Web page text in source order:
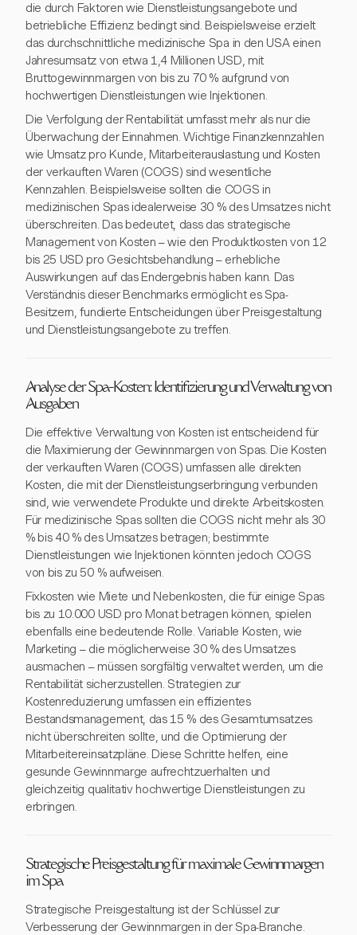
die durch Faktoren wie Dienstleistungsangebote und
betriebliche Effizienz bedingt sind. Beispielsweise erzielt
das durchschnittliche medizinische Spa in den USA einen
Jahresumsatz von etwa 1,4 Millionen USD, mit
Bruttogewinnmargen von bis zu 70 % aufgrund von
hochwertigen Dienstleistungen wie Injektionen.
Die Verfolgung der Rentabilität umfasst mehr als nur die
Überwachung der Einnahmen. Wichtige Finanzkennzahlen
wie Umsatz pro Kunde, Mitarbeiterauslastung und Kosten
der verkauften Waren (COGS) sind wesentliche
Kennzahlen. Beispielsweise sollten die COGS in
medizinischen Spas idealerweise 30 % des Umsatzes nicht
überschreiten. Das bedeutet, dass das strategische
Management von Kosten – wie den Produktkosten von 12
bis 25 USD pro Gesichtsbehandlung – erhebliche
Auswirkungen auf das Endergebnis haben kann. Das
Verständnis dieser Benchmarks ermöglicht es Spa-
Besitzern, fundierte Entscheidungen über Preisgestaltung
und Dienstleistungsangebote zu treffen.
Analyse der Spa-Kosten: Identifizierung und Verwaltung von
Ausgaben
Die effektive Verwaltung von Kosten ist entscheidend für
die Maximierung der Gewinnmargen von Spas. Die Kosten
der verkauften Waren (COGS) umfassen alle direkten
Kosten, die mit der Dienstleistungserbringung verbunden
sind, wie verwendete Produkte und direkte Arbeitskosten.
Für medizinische Spas sollten die COGS nicht mehr als 30
% bis 40 % des Umsatzes betragen; bestimmte
Dienstleistungen wie Injektionen könnten jedoch COGS
von bis zu 50 % aufweisen.
Fixkosten wie Miete und Nebenkosten, die für einige Spas
bis zu 10.000 USD pro Monat betragen können, spielen
ebenfalls eine bedeutende Rolle. Variable Kosten, wie
Marketing – die möglicherweise 30 % des Umsatzes
ausmachen – müssen sorgfältig verwaltet werden, um die
Rentabilität sicherzustellen. Strategien zur
Kostenreduzierung umfassen ein effizientes
Bestandsmanagement, das 15 % des Gesamtumsatzes
nicht überschreiten sollte, und die Optimierung der
Mitarbeitereinsatzpläne. Diese Schritte helfen, eine
gesunde Gewinnmarge aufrechtzuerhalten und
gleichzeitig qualitativ hochwertige Dienstleistungen zu
erbringen.
Strategische Preisgestaltung für maximale Gewinnmargen
im Spa
Strategische Preisgestaltung ist der Schlüssel zur
Verbesserung der Gewinnmargen in der Spa-Branche.